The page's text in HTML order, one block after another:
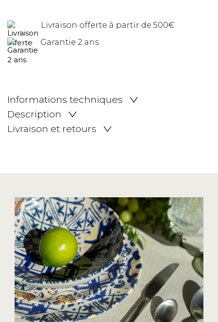
Livraison offerte à partir de 500€
Garantie 2 ans
Informations techniques
Description
Livraison et retours